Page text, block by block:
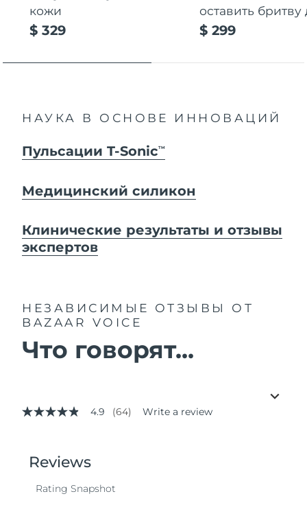
кожи
$ 329
оставить бритву
$ 299
НАУКА В ОСНОВЕ ИННОВАЦИЙ
Пульсации T-SonicTM
Медицинский силикон
Клинические результаты и отзывы
экспертов
НЕЗАВИСИМЫЕ ОТЗЫВЫ
ОТ
BAZAAR VOICE
Что говорят...
4.9
stars,
average
value.
4.9 (64) Write a review